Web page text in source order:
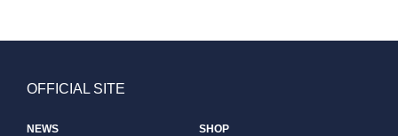
OFFICIAL SITE
NEWS SHOP